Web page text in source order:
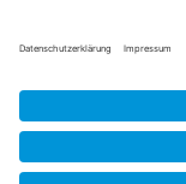
© 2023 Schuh-